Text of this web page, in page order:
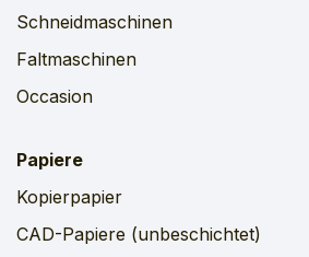
Schneidmaschinen
Faltmaschinen
Occasion
Papiere
Kopierpapier
CAD-Papiere (unbeschichtet)